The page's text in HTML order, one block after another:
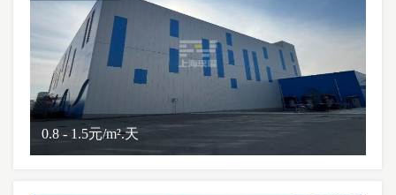
0.8 - 1.5元/m².天